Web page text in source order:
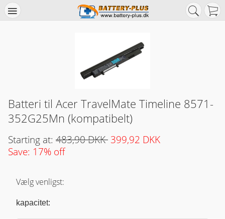
Batteri til Acer TravelMate Timeline 8571-
352G25Mn (kompatibelt)
Starting at: 483,90 DKK 399,92 DKK
Save: 17% off
Vælg venligst:
kapacitet: